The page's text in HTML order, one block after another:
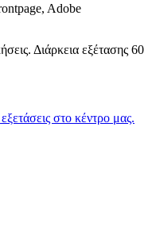
Adobe
Διάρκεια εξέτασης 60
στο κέντρο μας.